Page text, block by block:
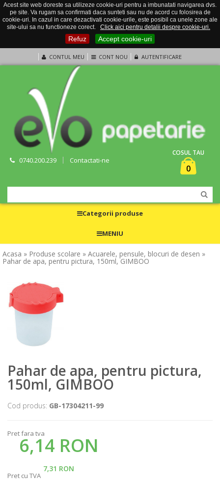
Acest site web doreste sa utilizeze cookie-uri pentru a imbunatati navigarea dvs.
pe site. Va rugam sa confirmati daca sunteti sau nu de acord cu folosirea de
cookie-uri. In cazul in care dezactivati cookie-urile, este posibil ca unele zone ale
site-ului sa nu functioneze corect.
Click aici pentru detalii despre cookie-uri.
Refuz Accept cookie-uri
CONTUL MEU CONT NOU AUTENTIFICARE
0740.200.239 Contactati-ne
COSUL TAU
0
Categorii produse
MENIU
Acasa » Produse scolare » Acuarele, pensule, blocuri de desen »
Pahar de apa, pentru pictura, 150ml, GIMBOO
Pahar de apa, pentru pictura,
150ml, GIMBOO
Cod produs: GB-17304211-99
Pret fara tva
6,14 RON
7,31 RON
Pret cu TVA